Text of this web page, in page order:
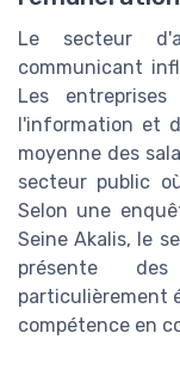
Le secteur
communicant
Les
l'information et
moyenne des
secteur public
Selon une
Seine Akalis, le
présente
particulièrement
compétence en